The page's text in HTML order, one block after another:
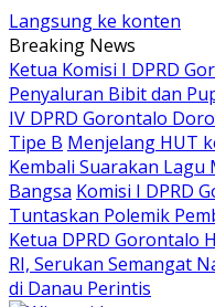
Langsung ke konten
Breaking News
Ketua Komisi I DPRD
Penyaluran Bibit dan
IV DPRD Gorontalo
Tipe B Menjelang HUT
Kembali Suarakan Lagu
Bangsa Komisi I DPRD
Tuntaskan Polemik
Ketua DPRD Gorontalo
RI, Serukan Semangat
di Danau Perintis